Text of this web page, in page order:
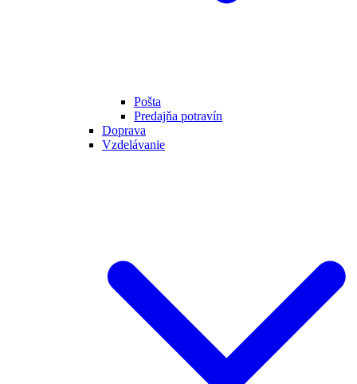
Pošta
Predajňa potravín
Doprava
Vzdelávanie